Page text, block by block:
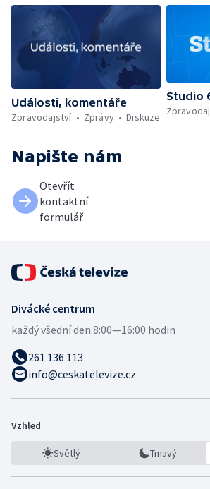
Události, komentáře
Zpravodajství
Zprávy Diskuze
Studio
Napište nám
Otevřít
kontaktní
formulář
Divácké centrum
každý všední den:8:00—16:00 hodin
261 136 113
info@ceskatelevize.cz
Vzhled
Světlý Tmavý